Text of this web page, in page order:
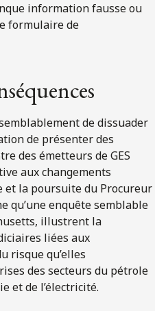
information fausse ou
formulaire de
de dissuader
de présenter des
des émetteurs de GES
aux changements
et la poursuite du Procureur
qu’une enquête semblable
illustrent la
liées aux
risque qu’elles
des secteurs du pétrole
et de l’électricité.